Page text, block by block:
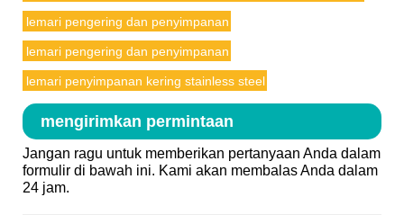
lemari pengering dan penyimpanan
lemari pengering dan penyimpanan
lemari penyimpanan kering stainless steel
mengirimkan permintaan
Jangan ragu untuk memberikan pertanyaan Anda dalam
formulir di bawah ini. Kami akan membalas Anda dalam
24 jam.